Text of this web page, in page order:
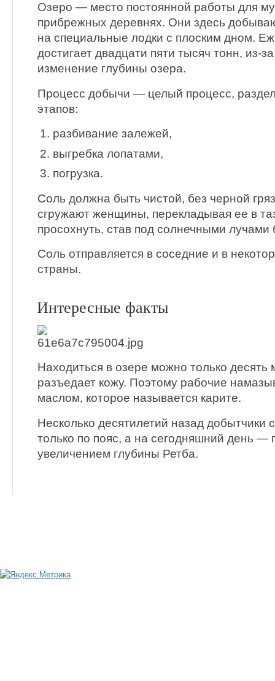
Озеро — место постоянной работы для
прибрежных деревнях. Они здесь
на специальные лодки с плоским дном.
достигает двадцати пяти тысяч тонн, из-
изменение глубины озера.
Процесс добычи — целый процесс,
этапов:
разбивание залежей,
выгребка лопатами,
погрузка.
Соль должна быть чистой, без черной
сгружают женщины, перекладывая ее в
просохнуть, став под солнечными лучами
Соль отправляется в соседние и в
страны.
Интересные факты
Находиться в озере можно только десять
разъедает кожу. Поэтому рабочие
маслом, которое называется карите.
Несколько десятилетий назад добытчики
только по пояс, а на сегодняшний день —
увеличением глубины Ретба.